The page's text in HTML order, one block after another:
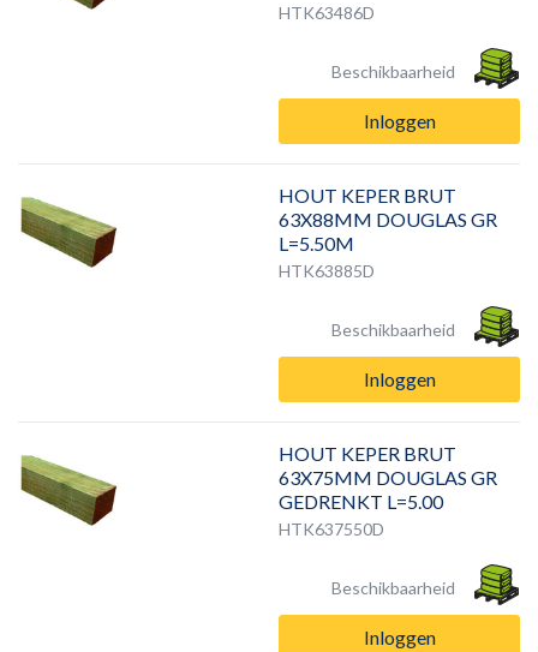
HTK63486D
Beschikbaarheid
Inloggen
HOUT KEPER BRUT
63X88MM DOUGLAS GR
L=5.50M
HTK63885D
Beschikbaarheid
Inloggen
HOUT KEPER BRUT
63X75MM DOUGLAS GR
GEDRENKT L=5.00
HTK637550D
Beschikbaarheid
Inloggen